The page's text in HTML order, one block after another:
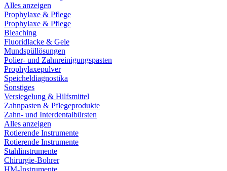
Alles anzeigen
Prophylaxe & Pflege
Prophylaxe & Pflege
Bleaching
Fluoridlacke & Gele
Mundspüllösungen
Polier- und Zahnreinigungspasten
Prophylaxepulver
Speicheldiagnostika
Sonstiges
Versiegelung & Hilfsmittel
Zahnpasten & Pflegeprodukte
Zahn- und Interdentalbürsten
Alles anzeigen
Rotierende Instrumente
Rotierende Instrumente
Stahlinstrumente
Chirurgie-Bohrer
HM-Instrumente